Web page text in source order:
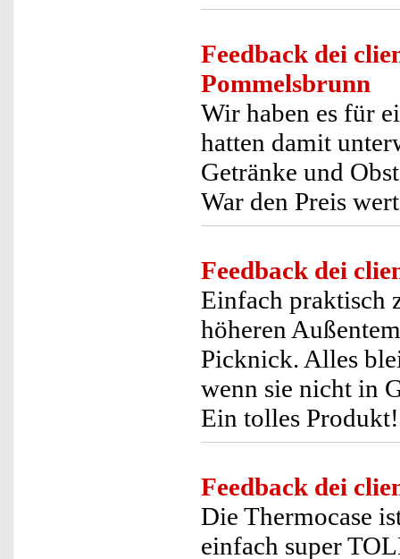
Feedback dei
Pommelsbrunn
Wir haben es für
hatten damit
Getränke und
War den Preis
Feedback dei
Einfach praktisch
höheren
Picknick. Alles
wenn sie nicht in
Ein tolles Produkt!
Feedback dei
Die Thermocase
einfach super